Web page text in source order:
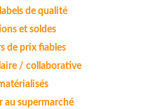
de qualité
et soldes
de prix fiables
/ collaborative
au supermarché